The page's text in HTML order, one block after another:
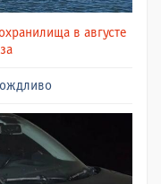
в августе